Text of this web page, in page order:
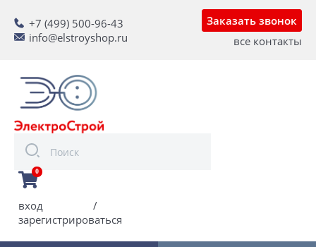
+7 (499) 500-96-43
info@elstroyshop.ru
Заказать звонок
все контакты
0
вход
/
зарегистрироваться